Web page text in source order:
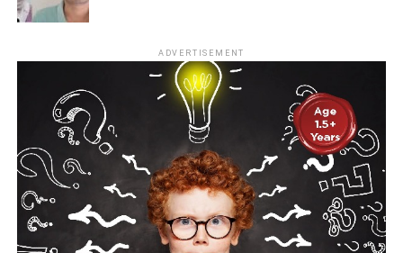
ADVERTISEMENT